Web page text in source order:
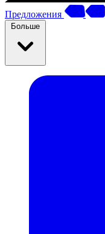
Предложения
Больше